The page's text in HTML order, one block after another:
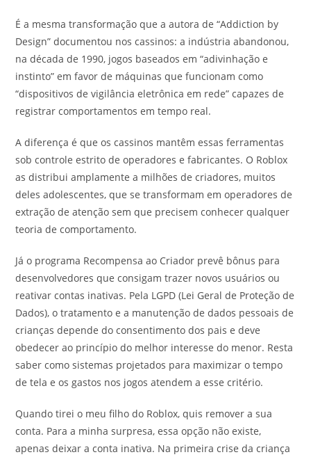
É a mesma transformação que a autora de “Addiction by
Design” documentou nos cassinos: a indústria abandonou,
na década de 1990, jogos baseados em “adivinhação e
instinto” em favor de máquinas que funcionam como
“dispositivos de vigilância eletrônica em rede” capazes de
registrar comportamentos em tempo real.
A diferença é que os cassinos mantêm essas ferramentas
sob controle estrito de operadores e fabricantes. O Roblox
as distribui amplamente a milhões de criadores, muitos
deles adolescentes, que se transformam em operadores de
extração de atenção sem que precisem conhecer qualquer
teoria de comportamento.
Já o programa Recompensa ao Criador prevê bônus para
desenvolvedores que consigam trazer novos usuários ou
reativar contas inativas. Pela LGPD (Lei Geral de Proteção de
Dados), o tratamento e a manutenção de dados pessoais de
crianças depende do consentimento dos pais e deve
obedecer ao princípio do melhor interesse do menor. Resta
saber como sistemas projetados para maximizar o tempo
de tela e os gastos nos jogos atendem a esse critério.
Quando tirei o meu filho do Roblox, quis remover a sua
conta. Para a minha surpresa, essa opção não existe,
apenas deixar a conta inativa. Na primeira crise da criança